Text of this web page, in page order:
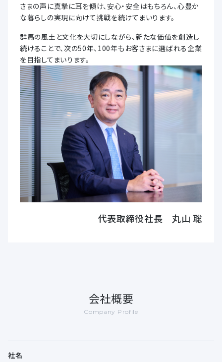
さまの声に真摯に耳を傾け、安心・安全はもちろん、心豊か
な暮らしの実現に向けて挑戦を続けてまいります。
群馬の風土と文化を大切にしながら、新たな価値を創造し
続けることで、次の50年、100年もお客さまに選ばれる企業
を目指してまいります。
代表取締役社長 丸山 聡
会社概要
Company Profile
社名